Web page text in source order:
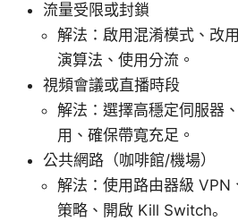
流量受限或封鎖
解法：啟用混淆模式、改
演算法、使用分流。
視頻會議或直播時段
解法：選擇高穩定伺服器
用、確保帶寬充足。
公共網路（咖啡館/機場）
解法：使用路由器級 VPN
策略、開啟 Kill Switch。